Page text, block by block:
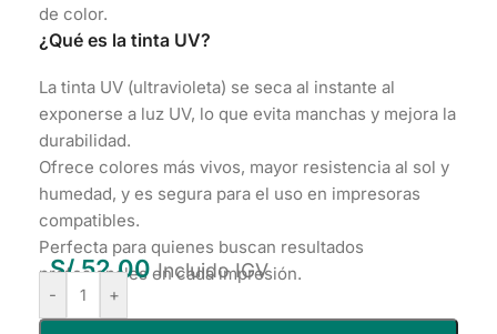
de color.
¿Qué es la tinta UV?
La tinta UV (ultravioleta) se seca al instante al
exponerse a luz UV, lo que evita manchas y mejora la
durabilidad.
Ofrece colores más vivos, mayor resistencia al sol y
humedad, y es segura para el uso en impresoras
compatibles.
Perfecta para quienes buscan resultados
profesionales en cada impresión.
S/52.00 Incluido IGV
- +